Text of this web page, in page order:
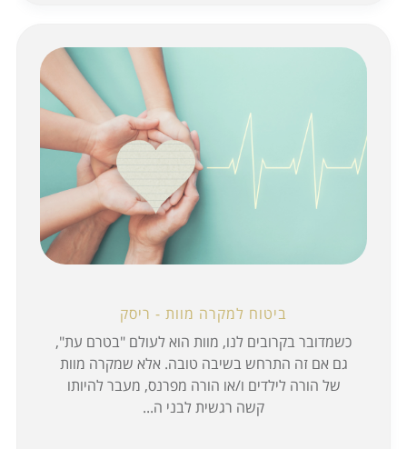
ביטוח למקרה מוות - ריסק
כשמדובר בקרובים לנו, מוות הוא לעולם "בטרם עת",
גם אם זה התרחש בשיבה טובה. אלא שמקרה מוות
של הורה לילדים ו/או הורה מפרנס, מעבר להיותו
קשה רגשית לבני ה...